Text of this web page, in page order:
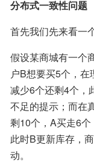
分布式一致性问题
首先我们先来看一
假设某商城有一个
户B想要买5个，
减少6个还剩4个，
不足的提示；而在
剩10个，A买走6个
此时B更新库存，
动。